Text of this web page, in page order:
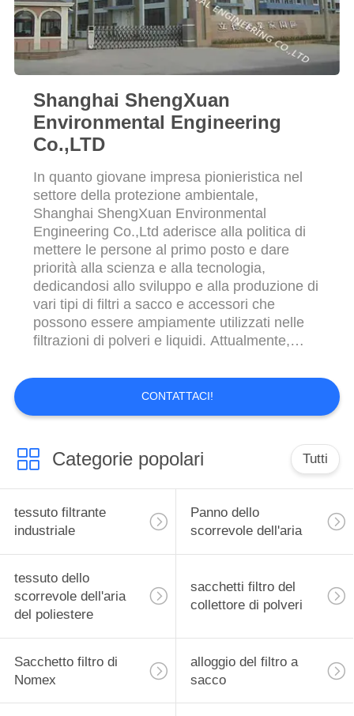
PRIVACY
POLICY
Shanghai ShengXuan
Environmental Engineering
Co.,LTD
In quanto giovane impresa pionieristica nel
settore della protezione ambientale,
Shanghai ShengXuan Environmental
Engineering Co.,Ltd aderisce alla politica di
mettere le persone al primo posto e dare
priorità alla scienza e alla tecnologia,
dedicandosi allo sviluppo e alla produzione di
vari tipi di filtri a sacco e accessori che
possono essere ampiamente utilizzati nelle
filtrazioni di polveri e liquidi. Attualmente,
riconosciuti e approvati dagli utenti di tutto il
mondo. Settori dei filtri a sacco per polveri
Produciamo i sacchi filtranti per ...
CONTATTACI!
Categorie popolari Tutti
tessuto filtrante
industriale
Panno dello
scorrevole dell'aria
tessuto dello
scorrevole dell'aria
del poliestere
sacchetti filtro del
collettore di polveri
Sacchetto filtro di
Nomex
alloggio del filtro a
sacco